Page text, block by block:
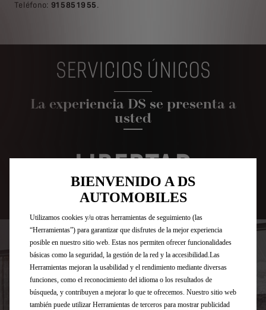
Teléfono: 91 585 19 55 .
SERVICIOS ÚNICOS
La experiencia DS se presenta a
usted
LIBERTAD
DS RENT
BIENVENIDO A DS
AUTOMOBILES
Utilizamos cookies y/u otras herramientas de seguimiento (las
“Herramientas”) para garantizar que disfrutes de la mejor experiencia
posible en nuestro sitio web. Estas nos permiten ofrecer funcionalidades
básicas como la seguridad, la gestión de la red y la accesibilidad.Las
Herramientas mejoran la usabilidad y el rendimiento mediante diversas
funciones, como el reconocimiento del idioma o los resultados de
búsqueda, y contribuyen a mejorar lo que te ofrecemos. Nuestro sitio web
también puede utilizar Herramientas de terceros para mostrar publicidad